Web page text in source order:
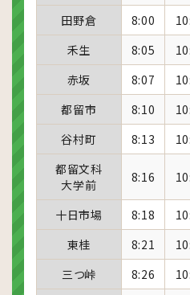
田野倉
8:00
禾生
8:05
赤坂
8:07
都留市
8:10
谷村町
8:13
都留文科
大学前
8:16
十日市場 8:18
東桂
8:21
三つ峠
8:26